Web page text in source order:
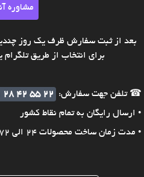
مشاوره
بعد از ثبت سفارش ظرف یک روز
برای انتخاب از طریق
☎ تلفن جهت سفارش:
28 42 55 22
• ارسال رایگان به تمام نقاط کشور
• مدت زمان ساخت محصولات 24 الی 72 ساعت می‌باشد.